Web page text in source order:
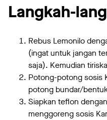
Langkah-
Rebus Lemonilo
(ingat untuk jangan
saja). Kemudian
Potong-potong sosis
potong bundar/
Siapkan teflon
menggoreng sosis